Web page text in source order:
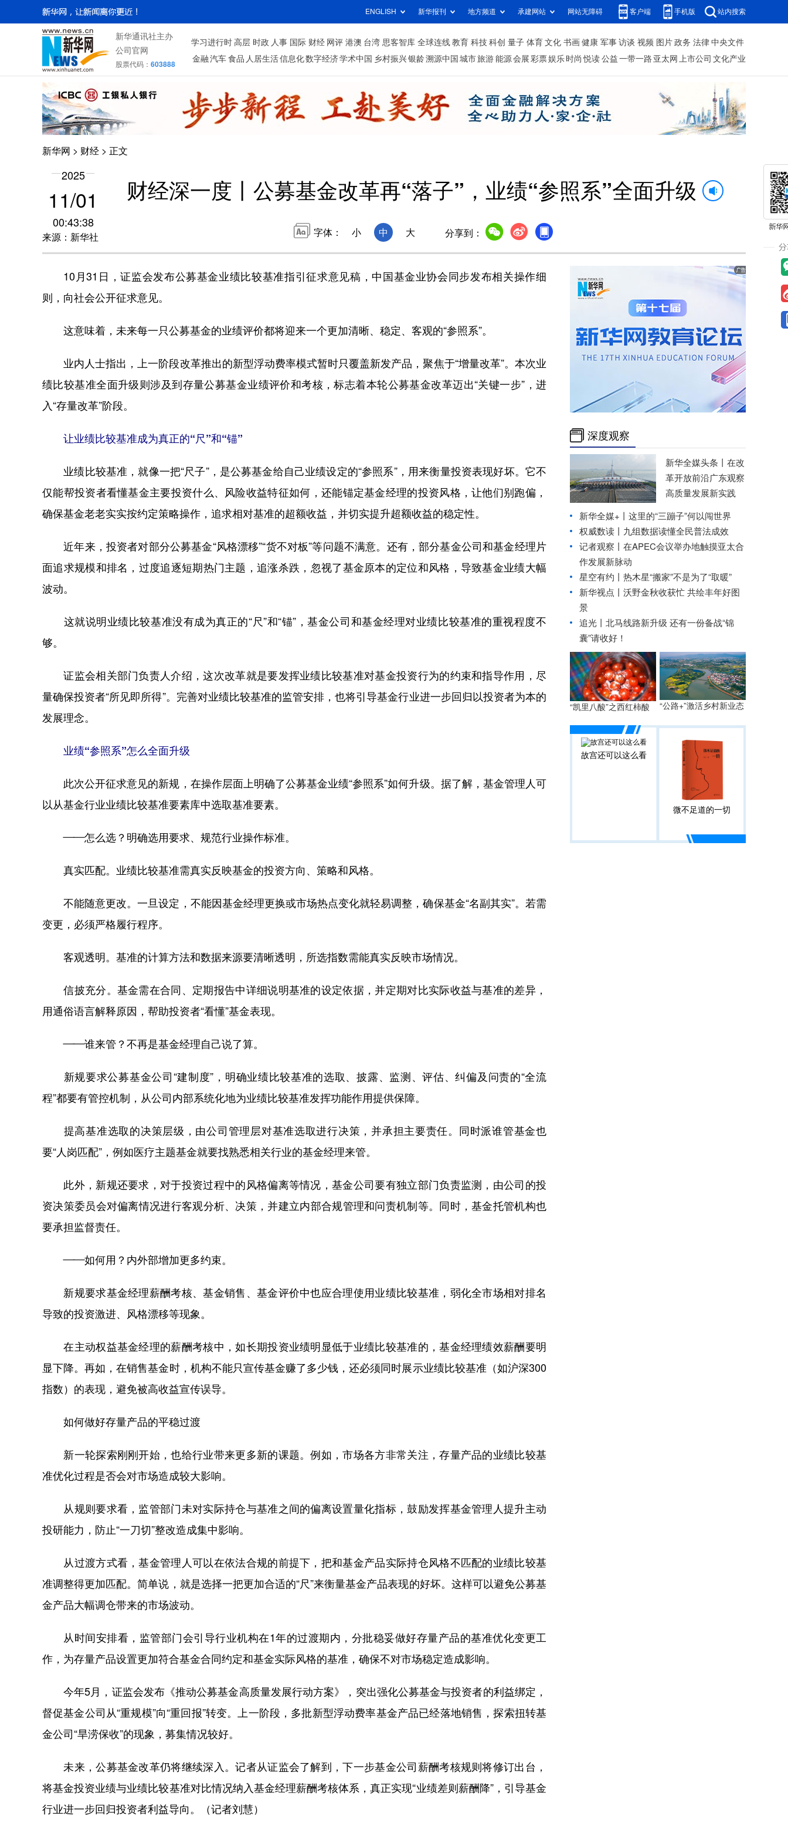
ENGLISH 新华报刊 地方频道 承建网站 网站无障碍 客户端 手机版 站内搜索
新华通讯社主办
公司官网
股票代码： 603888
学习进行时 高层 时政 人事 国际 财经 网评 港澳 台湾 思客智库 全球连线 教育 科技 科创 量子 体育 文化 书画 健康 军事 访谈 视频 图片 政务 法律 中央文件
金融 汽车 食品 人居生活信息化数字经济学术中国 乡村振兴银龄溯源中国 城市旅游 能源 会展 彩票娱乐 时尚 悦读 公益 一带一路 亚太网 上市公司 文化产业
新华网 > 财经 > 正文
2025
11/01
00:43:38
来源：新华社
财经深一度丨公募基金改革再“落子”，业绩“参照系”全面升级
字体： 小 中 大 分享到：
10月31日，证监会发布公募基金业绩比较基准指引征求意见稿，中国基金业协会同步发布相关操作细
则，向社会公开征求意见。
这意味着，未来每一只公募基金的业绩评价都将迎来一个更加清晰、稳定、客观的“参照系”。
业内人士指出，上一阶段改革推出的新型浮动费率模式暂时只覆盖新发产品，聚焦于“增量改革”。本次业
绩比较基准全面升级则涉及到存量公募基金业绩评价和考核，标志着本轮公募基金改革迈出“关键一步”，进
入“存量改革”阶段。
让业绩比较基准成为真正的“尺”和“锚”
业绩比较基准，就像一把“尺子”，是公募基金给自己业绩设定的“参照系”，用来衡量投资表现好坏。它不
仅能帮投资者看懂基金主要投资什么、风险收益特征如何，还能锚定基金经理的投资风格，让他们别跑偏，
确保基金老老实实按约定策略操作，追求相对基准的超额收益，并切实提升超额收益的稳定性。
近年来，投资者对部分公募基金“风格漂移”“货不对板”等问题不满意。还有，部分基金公司和基金经理片
面追求规模和排名，过度追逐短期热门主题，追涨杀跌，忽视了基金原本的定位和风格，导致基金业绩大幅
波动。
这就说明业绩比较基准没有成为真正的“尺”和“锚”，基金公司和基金经理对业绩比较基准的重视程度不
够。
证监会相关部门负责人介绍，这次改革就是要发挥业绩比较基准对基金投资行为的约束和指导作用，尽
量确保投资者“所见即所得”。完善对业绩比较基准的监管安排，也将引导基金行业进一步回归以投资者为本的
发展理念。
业绩“参照系”怎么全面升级
此次公开征求意见的新规，在操作层面上明确了公募基金业绩“参照系”如何升级。据了解，基金管理人可
以从基金行业业绩比较基准要素库中选取基准要素。
——怎么选？明确选用要求、规范行业操作标准。
真实匹配。业绩比较基准需真实反映基金的投资方向、策略和风格。
不能随意更改。一旦设定，不能因基金经理更换或市场热点变化就轻易调整，确保基金“名副其实”。若需
变更，必须严格履行程序。
客观透明。基准的计算方法和数据来源要清晰透明，所选指数需能真实反映市场情况。
信披充分。基金需在合同、定期报告中详细说明基准的设定依据，并定期对比实际收益与基准的差异，
用通俗语言解释原因，帮助投资者“看懂”基金表现。
——谁来管？不再是基金经理自己说了算。
新规要求公募基金公司“建制度”，明确业绩比较基准的选取、披露、监测、评估、纠偏及问责的“全流
程”都要有管控机制，从公司内部系统化地为业绩比较基准发挥功能作用提供保障。
提高基准选取的决策层级，由公司管理层对基准选取进行决策，并承担主要责任。同时派谁管基金也
要“人岗匹配”，例如医疗主题基金就要找熟悉相关行业的基金经理来管。
此外，新规还要求，对于投资过程中的风格偏离等情况，基金公司要有独立部门负责监测，由公司的投
资决策委员会对偏离情况进行客观分析、决策，并建立内部合规管理和问责机制等。同时，基金托管机构也
要承担监督责任。
——如何用？内外部增加更多约束。
新规要求基金经理薪酬考核、基金销售、基金评价中也应合理使用业绩比较基准，弱化全市场相对排名
导致的投资激进、风格漂移等现象。
在主动权益基金经理的薪酬考核中，如长期投资业绩明显低于业绩比较基准的，基金经理绩效薪酬要明
显下降。再如，在销售基金时，机构不能只宣传基金赚了多少钱，还必须同时展示业绩比较基准（如沪深300
指数）的表现，避免被高收益宣传误导。
如何做好存量产品的平稳过渡
新一轮探索刚刚开始，也给行业带来更多新的课题。例如，市场各方非常关注，存量产品的业绩比较基
准优化过程是否会对市场造成较大影响。
从规则要求看，监管部门未对实际持仓与基准之间的偏离设置量化指标，鼓励发挥基金管理人提升主动
投研能力，防止“一刀切”整改造成集中影响。
从过渡方式看，基金管理人可以在依法合规的前提下，把和基金产品实际持仓风格不匹配的业绩比较基
准调整得更加匹配。简单说，就是选择一把更加合适的“尺”来衡量基金产品表现的好坏。这样可以避免公募基
金产品大幅调仓带来的市场波动。
从时间安排看，监管部门会引导行业机构在1年的过渡期内，分批稳妥做好存量产品的基准优化变更工
作，为存量产品设置更加符合基金合同约定和基金实际风格的基准，确保不对市场稳定造成影响。
今年5月，证监会发布《推动公募基金高质量发展行动方案》，突出强化公募基金与投资者的利益绑定，
督促基金公司从“重规模”向“重回报”转变。上一阶段，多批新型浮动费率基金产品已经落地销售，探索扭转基
金公司“旱涝保收”的现象，募集情况较好。
未来，公募基金改革仍将继续深入。记者从证监会了解到，下一步基金公司薪酬考核规则将修订出台，
将基金投资业绩与业绩比较基准对比情况纳入基金经理薪酬考核体系，真正实现“业绩差则薪酬降”，引导基金
行业进一步回归投资者利益导向。（记者刘慧）
深度观察
新华全媒头条丨 在改
革开放前沿广东观察
高质量发展新实践
新华全媒+丨 这里的“三蹦子”何以闯世界
权威数读丨九组数据读懂全民普法成效
记者观察丨在APEC会议举办地触摸亚太合
作发展新脉动
星空有约丨 热木星“搬家”不是为了“取暖”
新华视点丨 沃野金秋收获忙 共绘丰年好图
景
追光丨 北马线路新升级 还有一份备战“锦
囊”请收好！
“凯里八酸”之西红柿酸 “公路+”激活乡村新业态
故宫还可以这么看
微不足道的一切